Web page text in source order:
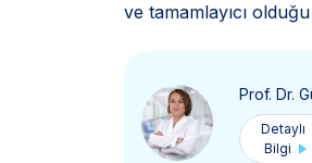
ve tamamlayıcı
Prof. Dr.
Detaylı
Bilgi